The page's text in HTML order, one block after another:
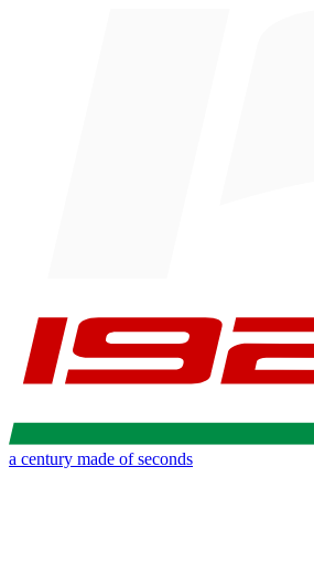
a century made of seconds